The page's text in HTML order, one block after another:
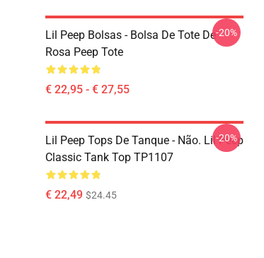
Lil Peep Bolsas - Bolsa De Tote De
Rosa Peep Tote
€ 22,95 - € 27,55
-20%
Lil Peep Tops De Tanque - Não. Lil Peep
Classic Tank Top TP1107
€ 22,49 $24.45
-20%